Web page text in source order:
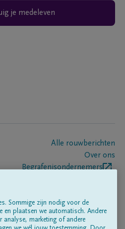
je medeleven
Alle rouwberichten
Over ons
Begrafenisondernemers
Sommige zijn nodig voor de
en plaatsen we automatisch. Andere
marketing of andere